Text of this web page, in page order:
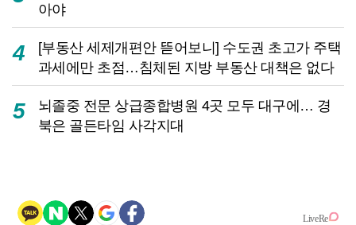
아야
4
[부동산 세제개편안 뜯어보니] 수도권 초고가 주택
과세에만 초점…침체된 지방 부동산 대책은 없다
5
뇌졸중 전문 상급종합병원 4곳 모두 대구에… 경
북은 골든타임 사각지대